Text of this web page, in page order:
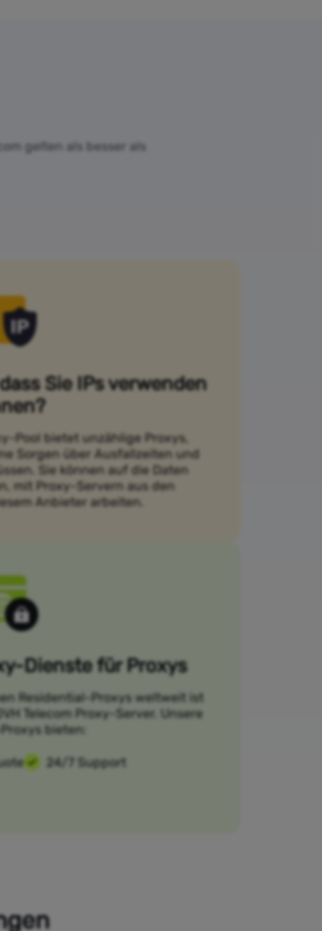
gelten als besser als
Sie IPs verwenden
Pool bietet unzählige Proxys,
Sorgen über Ausfallzeiten und
Sie können auf die Daten
mit Proxy-Servern aus den
Anbieter arbeiten.
Dienste für Proxys
Residential-Proxys weltweit ist
Telecom Proxy-Server. Unsere
bieten:
24/7 Support